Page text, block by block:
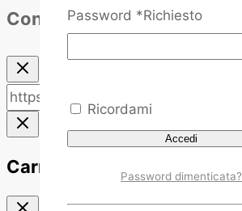
Condividere
Password *Richiesto
Ricordami
Accedi
Password dimenticata?
Carrello